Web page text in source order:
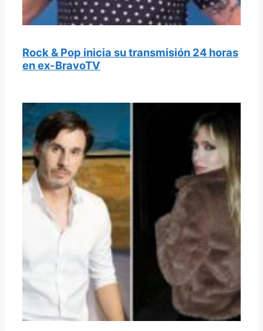
Rock & Pop inicia su transmisión 24 horas
en ex-BravoTV